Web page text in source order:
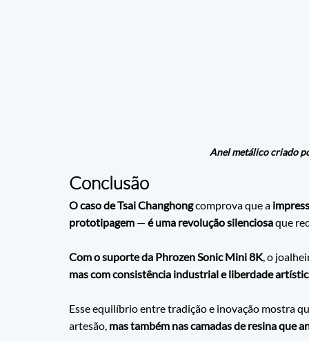
Anel metálico criado
Conclusão
O caso de Tsai Changhong comprova que a
prototipagem — é uma revolução silenciosa que
Com o suporte da Phrozen Sonic Mini 8K, o
mas com consistência industrial e liberdade
Esse equilíbrio entre tradição e inovação mostra
artesão, mas também nas camadas de resina que